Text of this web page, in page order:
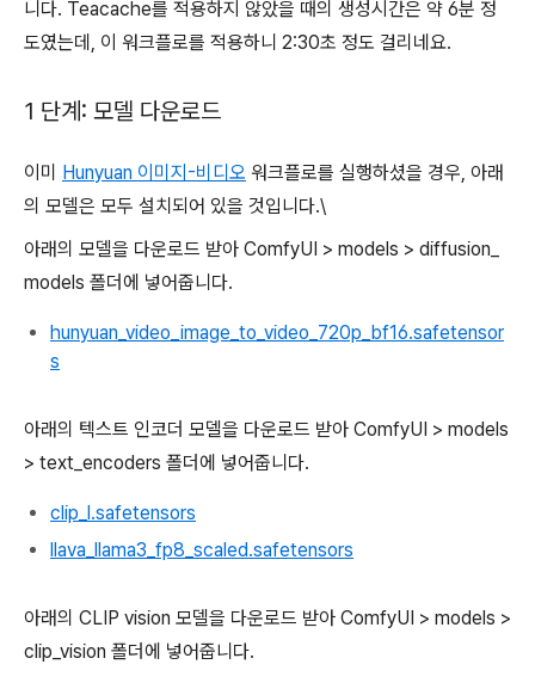
니다. Teacache를 적용하지 않았을 때의 생성시간은 약 6분 정
도였는데, 이 워크플로를 적용하니 2:30초 정도 걸리네요.
1 단계: 모델 다운로드
이미 Hunyuan 이미지-비디오 워크플로를 실행하셨을 경우, 아래
의 모델은 모두 설치되어 있을 것입니다.\
아래의 모델을 다운로드 받아 ComfyUI > models > diffusion_
models 폴더에 넣어줍니다.
hunyuan_video_image_to_video_720p_bf16.safetensor
s
아래의 텍스트 인코더 모델을 다운로드 받아 ComfyUI > models
> text_encoders 폴더에 넣어줍니다.
clip_l.safetensors
llava_llama3_fp8_scaled.safetensors
아래의 CLIP vision 모델을 다운로드 받아 ComfyUI > models >
clip_vision 폴더에 넣어줍니다.